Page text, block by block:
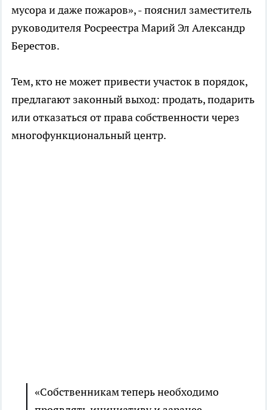
мусора и даже пожаров», - пояснил заместитель
руководителя Росреестра Марий Эл Александр
Берестов.
Тем, кто не может привести участок в порядок,
предлагают законный выход: продать, подарить
или отказаться от права собственности через
многофункциональный центр.
«Собственникам теперь необходимо